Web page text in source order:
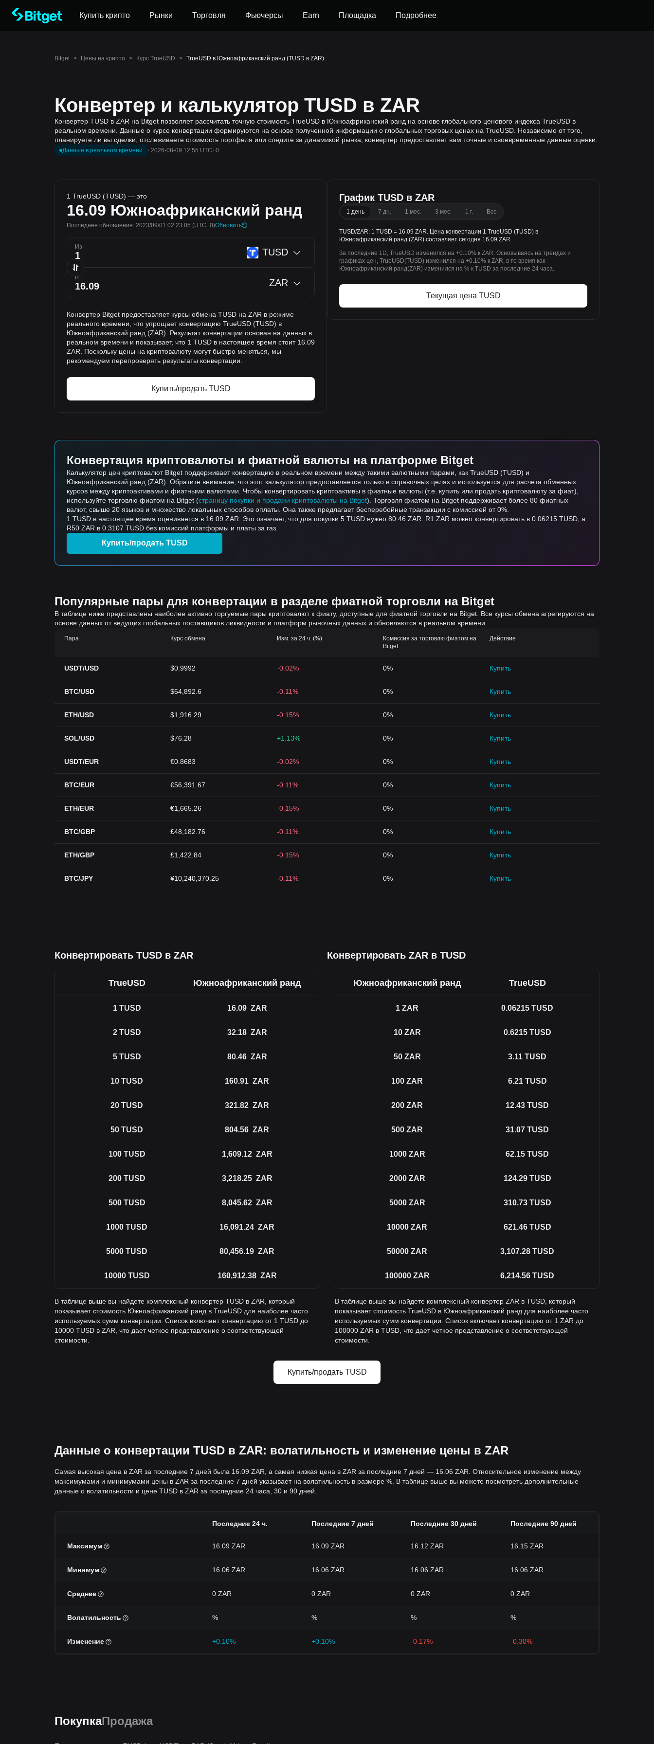
Купить крипто Рынки Торговля Фьючерсы Earn Площадка Подробнее
Bitget > Цены на крипто > Курс TrueUSD > TrueUSD в Южноафриканский ранд (TUSD в ZAR)
Конвертер и калькулятор TUSD в ZAR
Конвертер TUSD в ZAR на Bitget позволяет рассчитать точную стоимость TrueUSD в Южноафриканский ранд на основе глобального ценового индекса TrueUSD в
реальном времени. Данные о курсе конвертации формируются на основе полученной информации о глобальных торговых ценах на TrueUSD. Независимо от того,
планируете ли вы сделки, отслеживаете стоимость портфеля или следите за динамикой рынка, конвертер предоставляет вам точные и своевременные данные оценки.
Данные в реальном времени · 2026-08-09 12:55 UTC+0
1 TrueUSD (TUSD) — это
16.09 Южноафриканский ранд
Последнее обновление: 2023/09/01 02:23:05 (UTC+0)Обновить
Из TUSD
В ZAR
Конвертер Bitget предоставляет курсы обмена TUSD на ZAR в режиме
реального времени, что упрощает конвертацию TrueUSD (TUSD) в
Южноафриканский ранд (ZAR). Результат конвертации основан на данных в
реальном времени и показывает, что 1 TUSD в настоящее время стоит 16.09
ZAR. Поскольку цены на криптовалюту могут быстро меняться, мы
рекомендуем перепроверять результаты конвертации.
Купить/продать TUSD
График TUSD в ZAR
1 день 7 дн. 1 мес. 3 мес. 1 г. Все
TUSD/ZAR: 1 TUSD = 16.09 ZAR. Цена конвертации 1 TrueUSD (TUSD) в
Южноафриканский ранд (ZAR) составляет сегодня 16.09 ZAR.
За последние 1D, TrueUSD изменился на +0.10% к ZAR. Основываясь на трендах и
графиках цен, TrueUSD(TUSD) изменился на +0.10% к ZAR, в то время как
Южноафриканский ранд(ZAR) изменился на % к TUSD за последние 24 часа.
Текущая цена TUSD
Конвертация криптовалюты и фиатной валюты на платформе Bitget
Калькулятор цен криптовалют Bitget поддерживает конвертацию в реальном времени между такими валютными парами, как TrueUSD (TUSD) и
Южноафриканский ранд (ZAR). Обратите внимание, что этот калькулятор предоставляется только в справочных целях и используется для расчета обменных
курсов между криптоактивами и фиатными валютами. Чтобы конвертировать криптоактивы в фиатные валюты (т.е. купить или продать криптовалюту за фиат),
используйте торговлю фиатом на Bitget (страницу покупки и продажи криптовалюты на Bitget). Торговля фиатом на Bitget поддерживает более 80 фиатных
валют, свыше 20 языков и множество локальных способов оплаты. Она также предлагает бесперебойные транзакции с комиссией от 0%.
1 TUSD в настоящее время оценивается в 16.09 ZAR. Это означает, что для покупки 5 TUSD нужно 80.46 ZAR. R1 ZAR можно конвертировать в 0.06215 TUSD, а
R50 ZAR в 0.3107 TUSD без комиссий платформы и платы за газ.
Купить/продать TUSD
Популярные пары для конвертации в разделе фиатной торговли на Bitget
В таблице ниже представлены наиболее активно торгуемые пары криптовалют к фиату, доступные для фиатной торговли на Bitget. Все курсы обмена агрегируются на
основе данных от ведущих глобальных поставщиков ликвидности и платформ рыночных данных и обновляются в реальном времени.
Пара Курс обмена Изм. за 24 ч. (%)
Комиссия за торговлю фиатом на
Bitget
Действие
USDT/USD $0.9992 -0.02% 0% Купить
BTC/USD $64,892.6 -0.11% 0% Купить
ETH/USD $1,916.29 -0.15% 0% Купить
SOL/USD $76.28 +1.13% 0% Купить
USDT/EUR €0.8683 -0.02% 0% Купить
BTC/EUR €56,391.67 -0.11% 0% Купить
ETH/EUR €1,665.26 -0.15% 0% Купить
BTC/GBP £48,182.76 -0.11% 0% Купить
ETH/GBP £1,422.84 -0.15% 0% Купить
BTC/JPY ¥10,240,370.25 -0.11% 0% Купить
Конвертировать TUSD в ZAR Конвертировать ZAR в TUSD
TrueUSD Южноафриканский ранд
1 TUSD 16.09 ZAR
2 TUSD 32.18 ZAR
5 TUSD 80.46 ZAR
10 TUSD 160.91 ZAR
20 TUSD 321.82 ZAR
50 TUSD 804.56 ZAR
100 TUSD 1,609.12 ZAR
200 TUSD 3,218.25 ZAR
500 TUSD 8,045.62 ZAR
1000 TUSD 16,091.24 ZAR
5000 TUSD 80,456.19 ZAR
10000 TUSD 160,912.38 ZAR
В таблице выше вы найдете комплексный конвертер TUSD в ZAR, который
показывает стоимость Южноафриканский ранд в TrueUSD для наиболее часто
используемых сумм конвертации. Список включает конвертацию от 1 TUSD до
10000 TUSD в ZAR, что дает четкое представление о соответствующей
стоимости.
Южноафриканский ранд TrueUSD
1 ZAR 0.06215 TUSD
10 ZAR 0.6215 TUSD
50 ZAR 3.11 TUSD
100 ZAR 6.21 TUSD
200 ZAR 12.43 TUSD
500 ZAR 31.07 TUSD
1000 ZAR 62.15 TUSD
2000 ZAR 124.29 TUSD
5000 ZAR 310.73 TUSD
10000 ZAR 621.46 TUSD
50000 ZAR 3,107.28 TUSD
100000 ZAR 6,214.56 TUSD
В таблице выше вы найдете комплексный конвертер ZAR в TUSD, который
показывает стоимость TrueUSD в Южноафриканский ранд для наиболее часто
используемых сумм конвертации. Список включает конвертацию от 1 ZAR до
100000 ZAR в TUSD, что дает четкое представление о соответствующей
стоимости.
Купить/продать TUSD
Данные о конвертации TUSD в ZAR: волатильность и изменение цены в ZAR
Самая высокая цена в ZAR за последние 7 дней была 16.09 ZAR, а самая низкая цена в ZAR за последние 7 дней — 16.06 ZAR. Относительное изменение между
максимумами и минимумами цены в ZAR за последние 7 дней указывает на волатильность в размере %. В таблице выше вы можете посмотреть дополнительные
данные о волатильности и цене TUSD в ZAR за последние 24 часа, 30 и 90 дней.
Последние 24 ч. Последние 7 дней Последние 30 дней Последние 90 дней
Максимум 16.09 ZAR 16.09 ZAR 16.12 ZAR 16.15 ZAR
Минимум 16.06 ZAR 16.06 ZAR 16.06 ZAR 16.06 ZAR
Среднее 0 ZAR 0 ZAR 0 ZAR 0 ZAR
Волатильность % % % %
Изменение +0.10% +0.10% -0.17% -0.30%
ПокупкаПродажа